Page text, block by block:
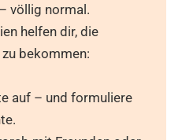
völlig normal.
helfen dir, die
bekommen:
auf – und formuliere